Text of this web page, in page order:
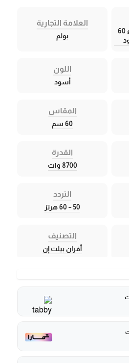
فرن بلت ان بولم كهرباء 60
العلامة التجارية
بولم
اللون
أسود
المقاس
60 سم
القدرة
8700 وات
التردد
50 – 60 هرتز
التصنيف
أفران بيلت إن